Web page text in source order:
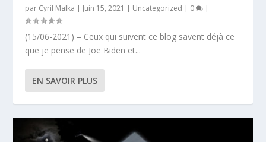
par Cyril Malka | Juin 15, 2021 | Uncategorized | 0 |
(15/06-2021) – Ceux qui suivent ce blog savent déjà ce
que je pense de Joe Biden et...
EN SAVOIR PLUS